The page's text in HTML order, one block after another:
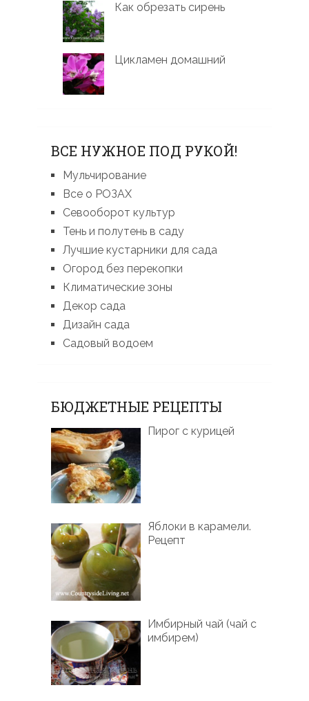
Как обрезать сирень
Цикламен домашний
ВСЕ НУЖНОЕ ПОД РУКОЙ!
Мульчирование
Все о РОЗАХ
Севооборот культур
Тень и полутень в саду
Лучшие кустарники для сада
Огород без перекопки
Климатические зоны
Декор сада
Дизайн сада
Садовый водоем
БЮДЖЕТНЫЕ РЕЦЕПТЫ
Пирог с курицей
Яблоки в карамели.
Рецепт
Имбирный чай (чай с
имбирем)